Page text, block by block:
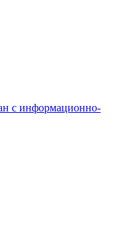
с информационно-